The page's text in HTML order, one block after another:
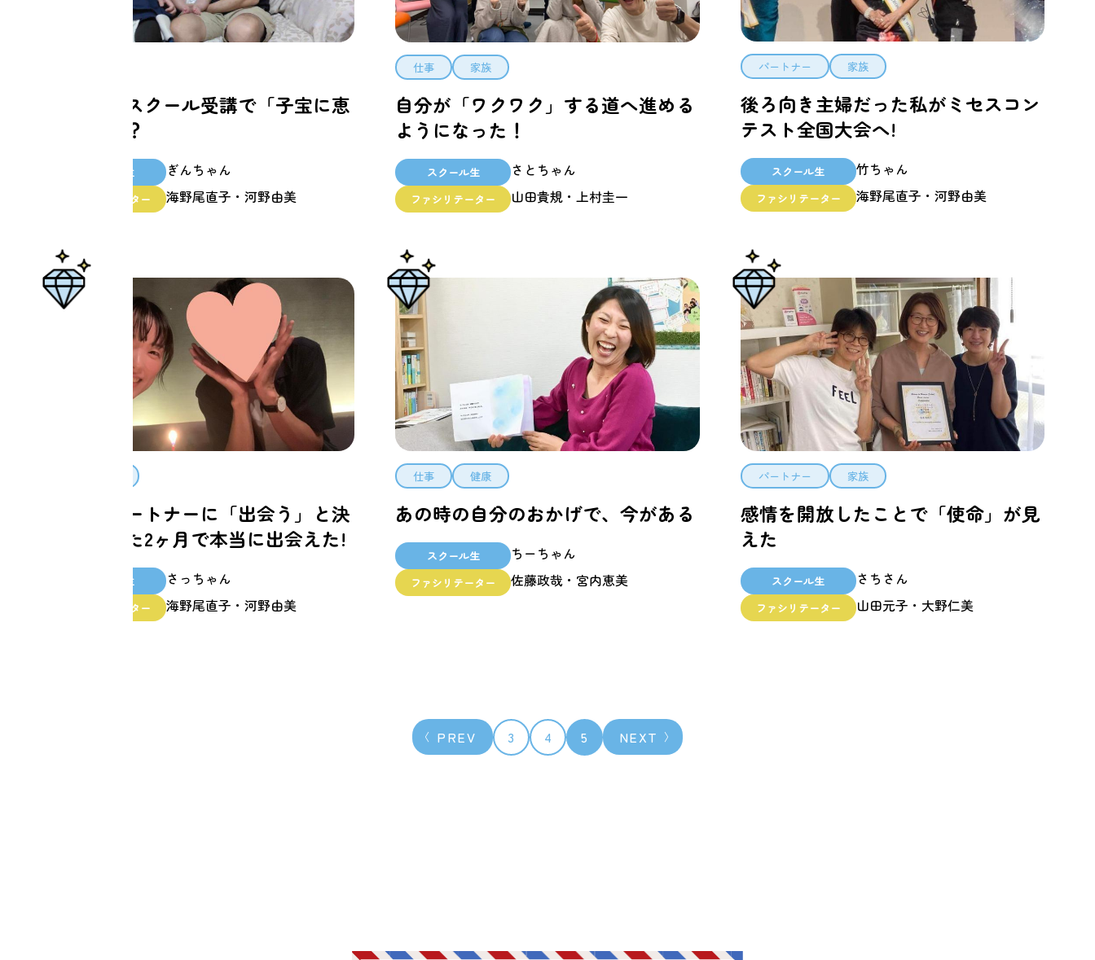
リターンスクール受講で「子宝に恵
まれた」？
スクール生 ぎんちゃん
ファシリテーター 海野尾直子・河野由美
仕事 家族
自分が「ワクワク」する道へ進める
ようになった！
スクール生 さとちゃん
ファシリテーター 山田貴規・上村圭一
パートナー 家族
後ろ向き主婦だった私がミセスコン
テスト全国大会へ!
スクール生 竹ちゃん
ファシリテーター 海野尾直子・河野由美
理想のパートナーに「出会う」と決
めてたった2ヶ月で本当に出会えた!
スクール生 さっちゃん
ファシリテーター 海野尾直子・河野由美
仕事 健康
あの時の自分のおかげで、今がある
スクール生 ちーちゃん
ファシリテーター 佐藤政哉・宮内恵美
パートナー 家族
感情を開放したことで「使命」が見
えた
スクール生 さちさん
ファシリテーター 山田元子・大野仁美
PREV 3 4 5 NEXT